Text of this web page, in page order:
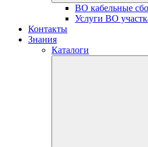
ВО кабельные
Услуги ВО
Контакты
Знания
Каталоги